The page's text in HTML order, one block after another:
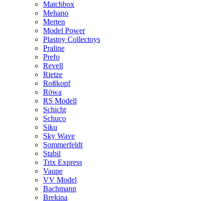
Matchbox
Mehano
Merten
Model Power
Plastoy Collectoys
Praline
Prefo
Revell
Rietze
Roßkopf
Röwa
RS Modell
Schicht
Schuco
Siku
Sky Wave
Sommerfeldt
Stabil
Trix Express
Vaupe
VV Model
Bachmann
Brekina